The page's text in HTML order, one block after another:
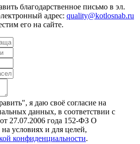
благодарственное письмо в эл.
адрес: quality@kotlosnab.ru
его на сайте.
я даю своё согласие на
данных, в соответствии с
27.07.2006 года 152-ФЗ О
условиях и для целей,
конфиденциальности.